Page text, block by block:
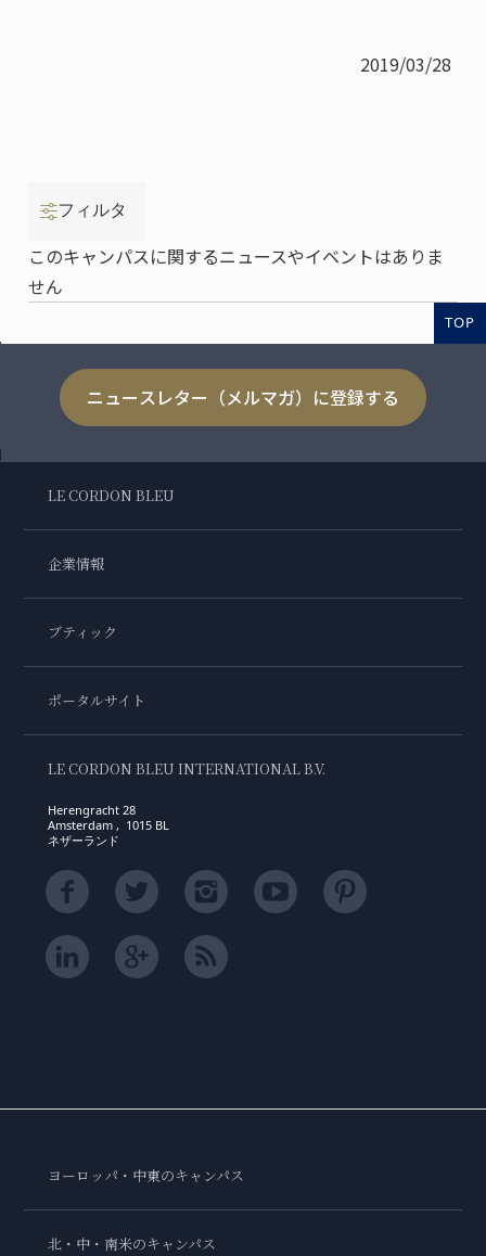
2019/03/28
フィルタ
このキャンパスに関するニュースやイベントはありま
せん
TOP
ニュースレター（メルマガ）に登録する
LE CORDON BLEU
企業情報
ブティック
ポータルサイト
LE CORDON BLEU INTERNATIONAL B.V.
Herengracht 28
Amsterdam , 1015 BL
ネザーランド
ヨーロッパ・中東のキャンパス
北・中・南米のキャンパス